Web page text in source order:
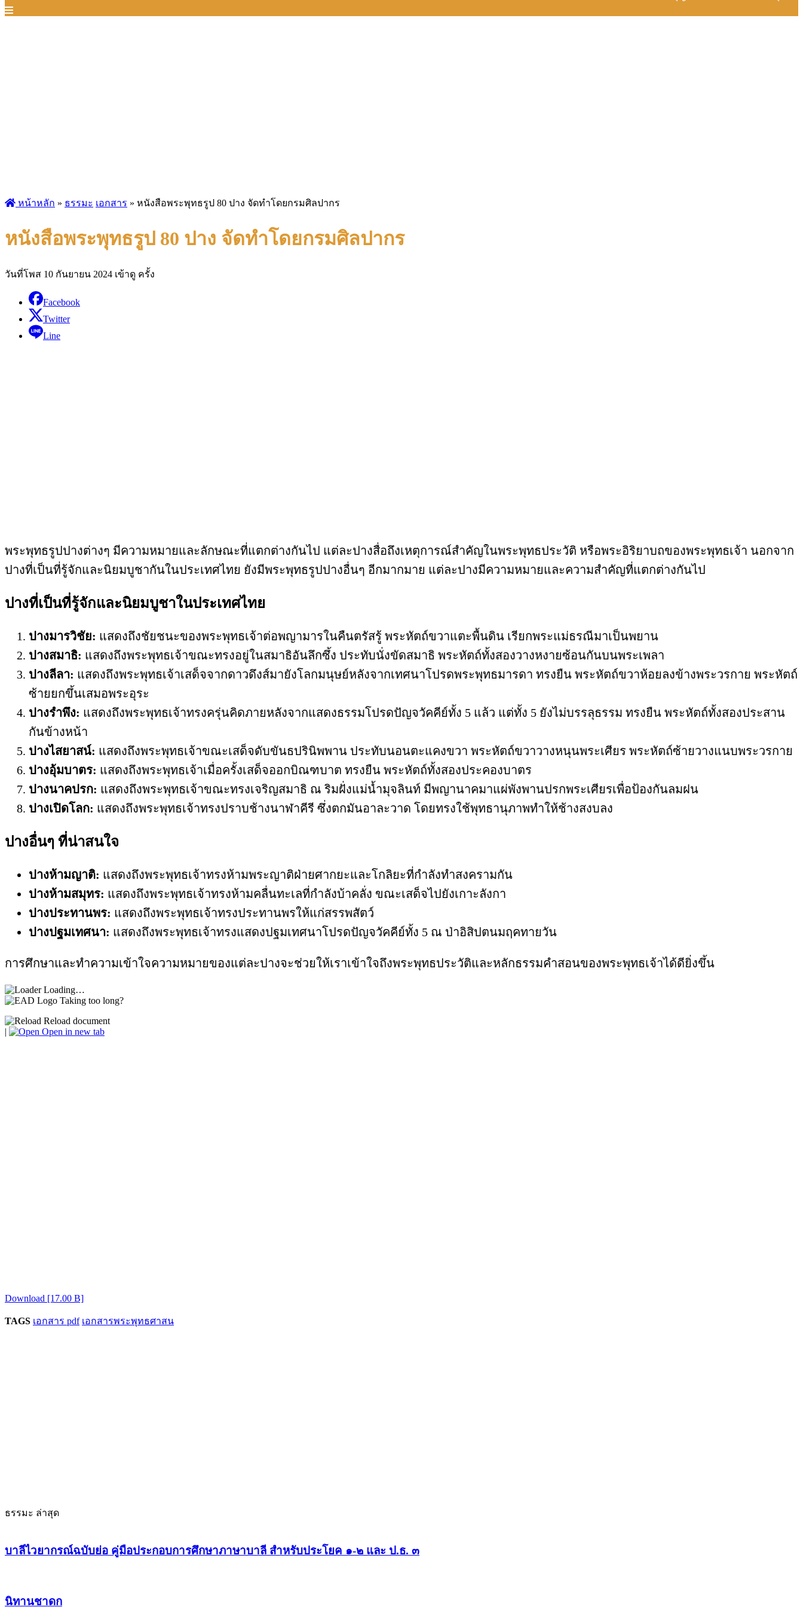
หน้าหลัก » ธรรมะ เอกสาร » หนังสือพระพุทธรูป 80 ปาง จัดทำโดยกรมศิลปากร
หนังสือพระพุทธรูป 80 ปาง จัดทำโดยกรมศิลปากร
วันที่โพส 10 กันยายน 2024 เข้าดู ครั้ง
Facebook
Twitter
Line
พระพุทธรูปปางต่างๆ มีความหมายและลักษณะที่แตกต่างกันไป แต่ละปางสื่อถึงเหตุการณ์สำคัญในพระพุทธประวัติ หรือพระอิริยาบถของพระพุทธเจ้า นอกจาก
ปางที่เป็นที่รู้จักและนิยมบูชากันในประเทศไทย ยังมีพระพุทธรูปปางอื่นๆ อีกมากมาย แต่ละปางมีความหมายและความสำคัญที่แตกต่างกันไป
ปางที่เป็นที่รู้จักและนิยมบูชาในประเทศไทย
ปางมารวิชัย: แสดงถึงชัยชนะของพระพุทธเจ้าต่อพญามารในคืนตรัสรู้ พระหัตถ์ขวาแตะพื้นดิน เรียกพระแม่ธรณีมาเป็นพยาน
ปางสมาธิ: แสดงถึงพระพุทธเจ้าขณะทรงอยู่ในสมาธิอันลึกซึ้ง ประทับนั่งขัดสมาธิ พระหัตถ์ทั้งสองวางหงายซ้อนกันบนพระเพลา
ปางลีลา: แสดงถึงพระพุทธเจ้าเสด็จจากดาวดึงส์มายังโลกมนุษย์หลังจากเทศนาโปรดพระพุทธมารดา ทรงยืน พระหัตถ์ขวาห้อยลงข้างพระวรกาย พระหัตถ์
ซ้ายยกขึ้นเสมอพระอุระ
ปางรำพึง: แสดงถึงพระพุทธเจ้าทรงครุ่นคิดภายหลังจากแสดงธรรมโปรดปัญจวัคคีย์ทั้ง 5 แล้ว แต่ทั้ง 5 ยังไม่บรรลุธรรม ทรงยืน พระหัตถ์ทั้งสองประสาน
กันข้างหน้า
ปางไสยาสน์: แสดงถึงพระพุทธเจ้าขณะเสด็จดับขันธปรินิพพาน ประทับนอนตะแคงขวา พระหัตถ์ขวาวางหนุนพระเศียร พระหัตถ์ซ้ายวางแนบพระวรกาย
ปางอุ้มบาตร: แสดงถึงพระพุทธเจ้าเมื่อครั้งเสด็จออกบิณฑบาต ทรงยืน พระหัตถ์ทั้งสองประคองบาตร
ปางนาคปรก: แสดงถึงพระพุทธเจ้าขณะทรงเจริญสมาธิ ณ ริมฝั่งแม่น้ำมุจลินท์ มีพญานาคมาแผ่พังพานปรกพระเศียรเพื่อป้องกันลมฝน
ปางเปิดโลก: แสดงถึงพระพุทธเจ้าทรงปราบช้างนาฬาคีรี ซึ่งตกมันอาละวาด โดยทรงใช้พุทธานุภาพทำให้ช้างสงบลง
ปางอื่นๆ ที่น่าสนใจ
ปางห้ามญาติ: แสดงถึงพระพุทธเจ้าทรงห้ามพระญาติฝ่ายศากยะและโกลิยะที่กำลังทำสงครามกัน
ปางห้ามสมุทร: แสดงถึงพระพุทธเจ้าทรงห้ามคลื่นทะเลที่กำลังบ้าคลั่ง ขณะเสด็จไปยังเกาะลังกา
ปางประทานพร: แสดงถึงพระพุทธเจ้าทรงประทานพรให้แก่สรรพสัตว์
ปางปฐมเทศนา: แสดงถึงพระพุทธเจ้าทรงแสดงปฐมเทศนาโปรดปัญจวัคคีย์ทั้ง 5 ณ ป่าอิสิปตนมฤคทายวัน
การศึกษาและทำความเข้าใจความหมายของแต่ละปางจะช่วยให้เราเข้าใจถึงพระพุทธประวัติและหลักธรรมคำสอนของพระพุทธเจ้าได้ดียิ่งขึ้น
Loading…
Taking too long?
Reload document
|
Open in new tab
Download [17.00 B]
TAGS เอกสาร pdf เอกสารพระพุทธศาสน
ธรรมะ ล่าสุด
บาลีไวยากรณ์ฉบับย่อ คู่มือประกอบการศึกษาภาษาบาลี สำหรับประโยค ๑-๒ และ ป.ธ. ๓
นิทานชาดก